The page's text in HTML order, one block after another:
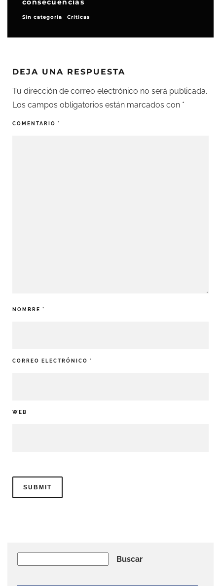
consecuencias
Sin categoría Críticas
DEJA UNA RESPUESTA
Tu dirección de correo electrónico no será publicada.
Los campos obligatorios están marcados con *
COMENTARIO *
NOMBRE *
CORREO ELECTRÓNICO *
WEB
Buscar